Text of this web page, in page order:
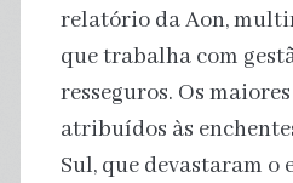
relatório da Aon,
que trabalha com
resseguros. Os
atribuídos às
Sul, que devastaram o